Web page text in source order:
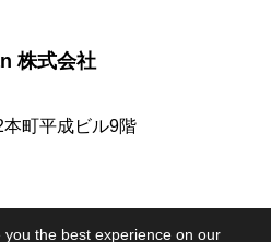
株式会社
町平成ビル9階
the best experience on our